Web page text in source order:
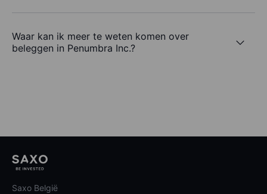
Waar kan ik meer te weten komen over
beleggen in Penumbra Inc.?
Saxo België